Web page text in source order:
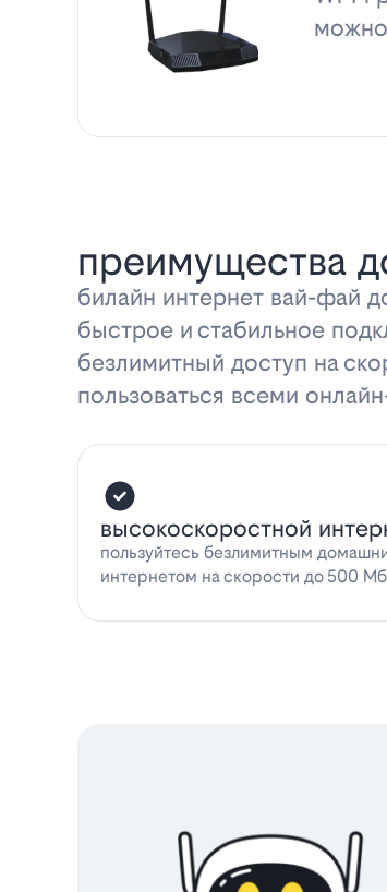
преимущества
билайн интернет вай-фай
быстрое и стабильное
безлимитный доступ на
пользоваться всеми
высокоскоростной
пользуйтесь безлимитным
интернетом на скорости до 500